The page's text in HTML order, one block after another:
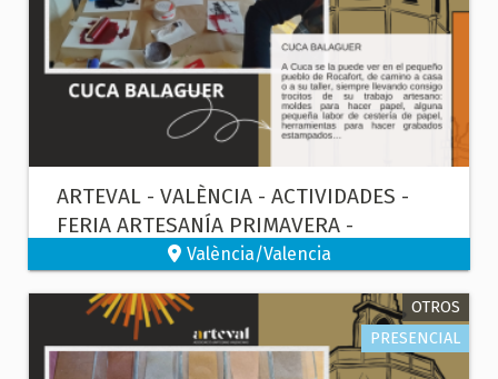
ARTEVAL - VALÈNCIA - ACTIVIDADES -
FERIA ARTESANÍA PRIMAVERA -
València/Valencia
OTROS
PRESENCIAL